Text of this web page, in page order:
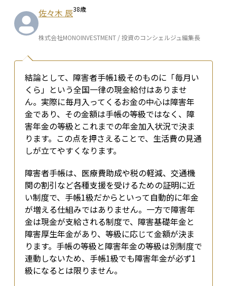
佐々木 辰38歳
株式会社MONOINVESTMENT / 投資のコンシェルジュ編集長
結論として、障害者手帳1級そのものに「毎月い
くら」という全国一律の現金給付はありませ
ん。実際に毎月入ってくるお金の中心は障害年
金であり、その金額は手帳の等級ではなく、障
害年金の等級とこれまでの年金加入状況で決ま
ります。この点を押さえることで、生活費の見通
しが立てやすくなります。
障害者手帳は、医療費助成や税の軽減、交通機
関の割引など各種支援を受けるための証明に近
い制度で、手帳1級だからといって自動的に年金
が増える仕組みではありません。一方で障害年
金は現金が支給される制度で、障害基礎年金と
障害厚生年金があり、等級に応じて金額が決ま
ります。手帳の等級と障害年金の等級は別制度で
連動しないため、手帳1級でも障害年金が必ず1
級になるとは限りません。